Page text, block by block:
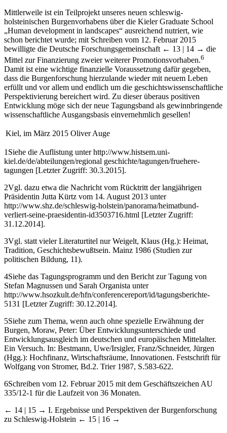
Mittlerweile ist ein Teilprojekt unseres neuen schleswig-
holsteinischen Burgenvorhabens über die Kieler Graduate School
„Human development in landscapes“ ausreichend nutriert, wie
schon berichtet wurde; mit Schreiben vom 12. Februar 2015
bewilligte die Deutsche Forschungsgemeinschaft ← 13 | 14 → die
Mittel zur Finanzierung zweier weiterer Promotionsvorhaben.6
Damit ist eine wichtige finanzielle Voraussetzung dafür gegeben,
dass die Burgenforschung hierzulande wieder mit neuem Leben
erfüllt und vor allem und endlich um die geschichtswissenschaftliche
Perspektivierung bereichert wird. Zu dieser überaus positiven
Entwicklung möge sich der neue Tagungsband als gewinnbringende
wissenschaftliche Ausgangsbasis einvernehmlich gesellen!
Kiel, im März 2015 Oliver Auge
1 Siehe die Auflistung unterhttp://www.histsem.uni-
kiel.de/de/abteilungen/regional geschichte/tagungen/fruehere-
tagungen [Letzter Zugriff: 30.3.2015].
2Vgl. dazu etwa die Nachricht vom Rücktritt der langjährigen
Präsidentin Jutta Kürtz vom 14. August 2013 unter
http://www.shz.de/schleswig-holstein/panorama/heimatbund-
verliert-seine-praesidentin-id3503716.html [Letzter Zugriff:
31.12.2014].
3Vgl. statt vieler Literaturtitel nur Weigelt, Klaus (Hg.): Heimat,
Tradition, Geschichtsbewußtsein. Mainz 1986 (Studien zur
politischen Bildung, 11).
4Siehe das Tagungsprogramm und den Bericht zur Tagung von
Stefan Magnussen und Sarah Organista unter
http://www.hsozkult.de/hfn/conferencereport/id/tagungsberichte-
5131 [Letzter Zugriff: 30.12.2014].
5Siehe zum Thema, wenn auch ohne spezielle Erwähnung der
Burgen, Moraw, Peter: Über Entwicklungsunterschiede und
Entwicklungsausgleich im deutschen und europäischen Mittelalter.
Ein Versuch. In: Bestmann, Uwe/Irsigler, Franz/Schneider, Jürgen
(Hgg.): Hochfinanz, Wirtschaftsräume, Innovationen. Festschrift für
Wolfgang von Stromer, Bd.2. Trier 1987, S.583-622.
6Schreiben vom 12. Februar 2015 mit dem Geschäftszeichen AU
335/12-1 für die Laufzeit von 36 Monaten.
← 14 | 15 → I. Ergebnisse und Perspektiven der Burgenforschung
zu Schleswig-Holstein ← 15 | 16 →